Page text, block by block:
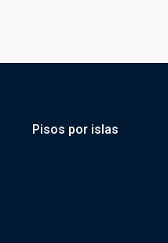
Pisos por islas